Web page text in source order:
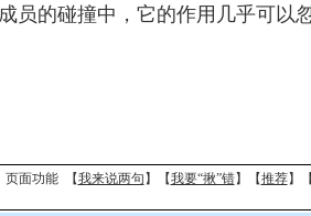
员的碰撞中，它的作用几乎可以
页面功能 【我来说两句 】【我要“揪”错】【推荐】